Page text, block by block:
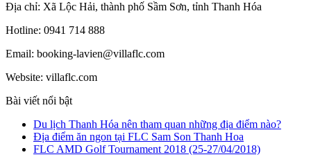
Địa chỉ: Xã Lộc Hải, thành phố Sầm Sơn, tỉnh Thanh Hóa
Hotline: 0941 714 888
Email: booking-lavien@villaflc.com
Website: villaflc.com
Bài viết nổi bật
Du lịch Thanh Hóa nên tham quan những địa điểm nào?
Địa điểm ăn ngon tại FLC Sam Son Thanh Hoa
FLC AMD Golf Tournament 2018 (25-27/04/2018)